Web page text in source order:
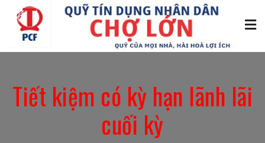
content
Tiết kiệm có kỳ hạn lãnh lãi
cuối kỳ